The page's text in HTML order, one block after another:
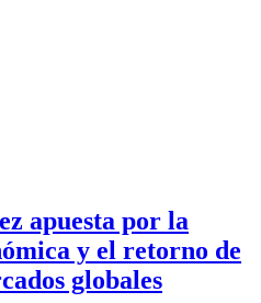
apuesta por la
y el retorno de
globales